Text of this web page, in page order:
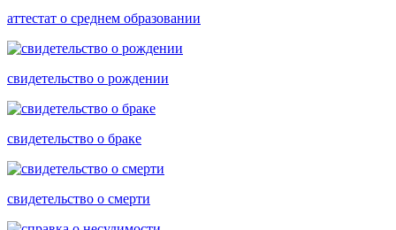
аттестат о среднем образовании
свидетельство о рождении
свидетельство о браке
свидетельство о смерти